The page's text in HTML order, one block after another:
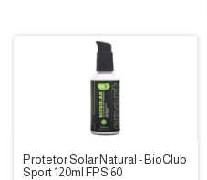
Protetor Solar Natural - BioClub
Sport 120ml FPS 60